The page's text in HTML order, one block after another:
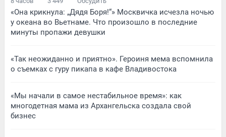
«Она крикнула: „Дядя Боря!“» Москвичка исчезла ночью
у океана во Вьетнаме. Что произошло в последние
минуты пропажи девушки
«Так неожиданно и приятно». Героиня мема вспомнила
о съемках с гуру пикапа в кафе Владивостока
«Мы начали в самое нестабильное время»: как
многодетная мама из Архангельска создала свой
бизнес